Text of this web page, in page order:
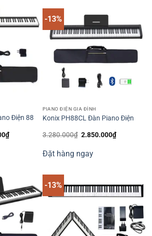
Điện 88
₫Giá
hiện
-13%
PIANO ĐIỆN GIA ĐÌNH
Konix PH88CL Đàn Piano Điện
3.280.000₫ Giá
3.280.000₫.
2.850.000₫Giá
hiện
Đặt hàng ngay
-13%